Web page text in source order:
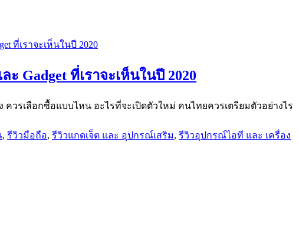
Gadget ที่เราจะเห็นในปี 2020
ง ควรเลือกซื้อแบบไหน อะไรที่จะเปิดตัวใหม่ คนไทยควรเตรียมตัวอย่างไร
, รีวิวมือถือ, รีวิวแกดเจ็ต และ อุปกรณ์เสริม, รีวิวอุปกรณ์ไอที และ เครื่อง